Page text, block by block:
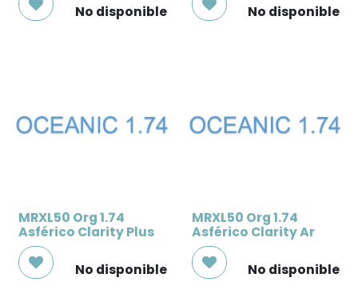
No disponible No disponible
MRXL50 Org 1.74
Asférico Clarity Plus
No disponible
MRXL50 Org 1.74
Asférico Clarity Ar
No disponible